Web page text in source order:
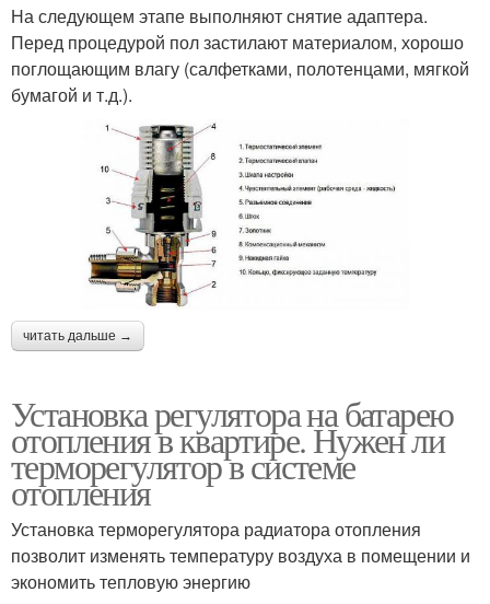
На следующем этапе выполняют снятие адаптера.
Перед процедурой пол застилают материалом, хорошо
поглощающим влагу (салфетками, полотенцами, мягкой
бумагой и т.д.).
читать дальше →
Установка регулятора на батарею
отопления в квартире. Нужен ли
терморегулятор в системе
отопления
Установка терморегулятора радиатора отопления
позволит изменять температуру воздуха в помещении и
экономить тепловую энергию